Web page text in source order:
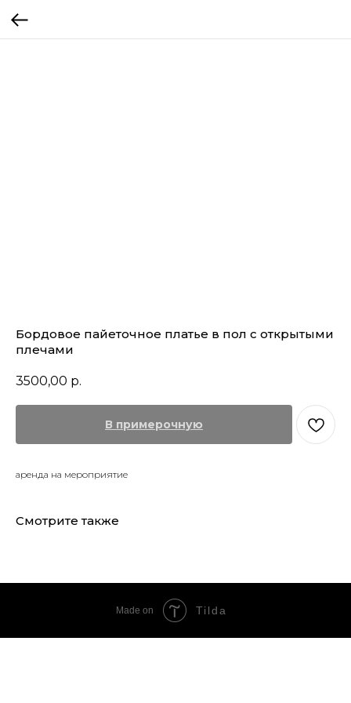
Бордовое пайеточное платье в пол с открытыми
плечами
3500,00 р.
В примерочную
аренда на мероприятие
Смотрите также
Made on Tilda